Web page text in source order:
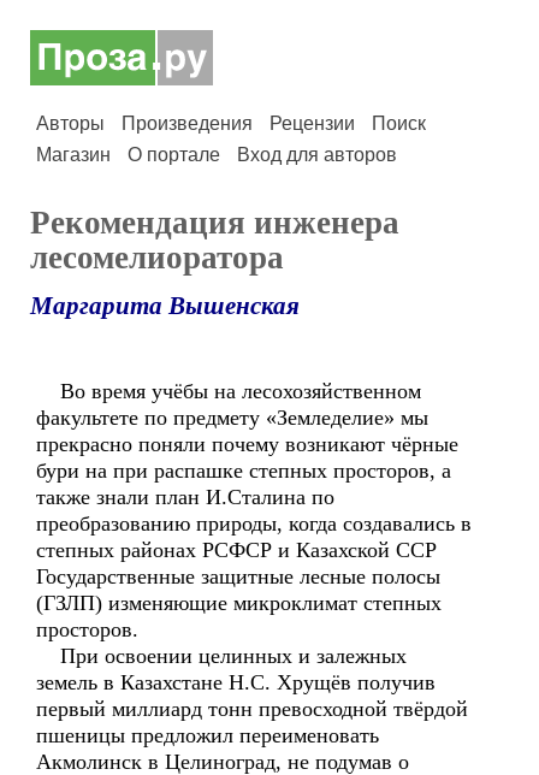
Авторы Произведения Рецензии
Поиск
Магазин
О портале Вход для авторов
Рекомендация инженера
лесомелиоратора
Маргарита Вышенская
Во время учёбы на лесохозяйственном
факультете по предмету «Земледелие» мы
прекрасно поняли почему возникают чёрные
бури на при распашке степных просторов, а
также знали план И.Сталина по
преобразованию природы, когда создавались в
степных районах РСФСР и Казахской ССР
Государственные защитные лесные полосы
(ГЗЛП) изменяющие микроклимат степных
просторов.
При освоении целинных и залежных
земель в Казахстане Н.С. Хрущёв получив
первый миллиард тонн превосходной твёрдой
пшеницы предложил переименовать
Акмолинск в Целиноград, не подумав о